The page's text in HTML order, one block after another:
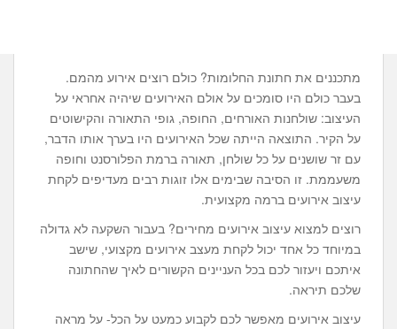
מתכננים את חתונת החלומות? כולם רוצים אירוע מהמם.
בעבר כולם היו סומכים על אולם האירועים שיהיה אחראי על
העיצוב: שולחנות האורחים, החופה, גופי התאורה והקישוטים
על הקיר. התוצאה הייתה שכל האירועים היו בערך אותו הדבר,
עם זר שושנים על כל שולחן, תאורה ברמת הפלורסנט וחופה
משעממת. זו הסיבה שבימים אלו זוגות רבים מעדיפים לקחת
עיצוב אירועים ברמה מקצועית.
רוצים למצוא עיצוב אירועים מחירים? בעבור השקעה לא גדולה
במיוחד כל אחד יכול לקחת מעצב אירועים מקצועי, שישב
איתכם ויעזור לכם בכל העניינים הקשורים לאיך שהחתונה
שלכם תיראה.
עיצוב אירועים מאפשר לכם לקבוע כמעט על הכל- על מראה